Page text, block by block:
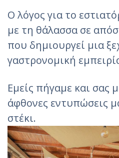
Ο λόγος για το
με τη θάλασσα σε
που δημιουργεί μια
γαστρονομική
Εμείς πήγαμε και σας
άφθονες εντυπώσεις
στέκι.